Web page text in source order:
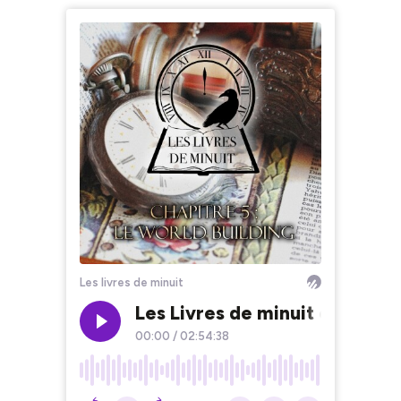
Les livres de minuit
Les Livres de minuit chapitre
00:00 / 02:54:38